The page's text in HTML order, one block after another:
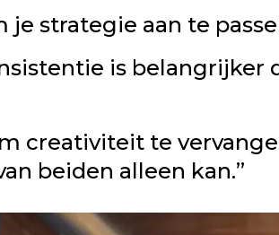
je strategie aan te
is belangrijker
creativiteit te
beiden alleen kan.”